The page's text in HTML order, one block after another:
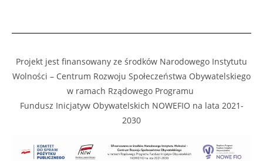
Projekt jest finansowany ze środków Narodowego Instytutu
Wolności – Centrum Rozwoju Społeczeństwa Obywatelskiego
w ramach Rządowego Programu
Fundusz Inicjatyw Obywatelskich NOWEFIO na lata 2021-
2030